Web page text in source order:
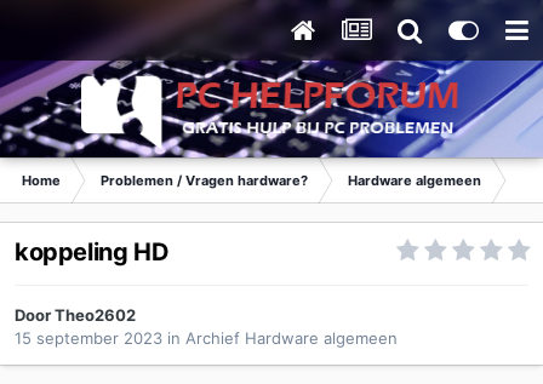
Home Problemen / Vragen hardware? Hardware algemeen
koppeling HD
DoorTheo2602
15 september 2023 in Archief Hardware algemeen